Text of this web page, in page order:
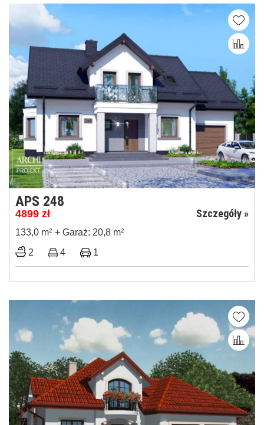
APS 248
4899 zł Szczegóły »
133,0 m2 + Garaż: 20,8 m2
2 4 1